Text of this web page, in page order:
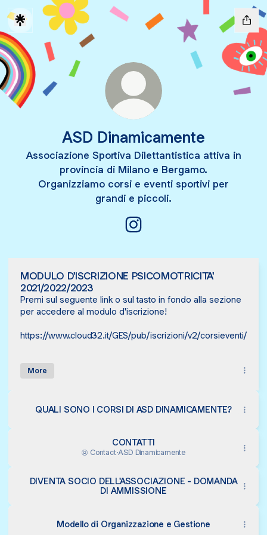
ASD Dinamicamente
Associazione Sportiva Dilettantistica attiva in
provincia di Milano e Bergamo.
Organizziamo corsi e eventi sportivi per
grandi e piccoli.
MODULO D'ISCRIZIONE PSICOMOTRICITA'
2021/2022/2023
Premi sul seguente link o sul tasto in fondo alla sezione
per accedere al modulo d'iscrizione!
https://www.cloud32.it/GES/pub/iscrizioni/v2/corsieventi/
More
QUALI SONO I CORSI DI ASD DINAMICAMENTE?
CONTATTI
Contact·ASD Dinamicamente
DIVENTA SOCIO DELL'ASSOCIAZIONE - DOMANDA
DI AMMISSIONE
Modello di Organizzazione e Gestione